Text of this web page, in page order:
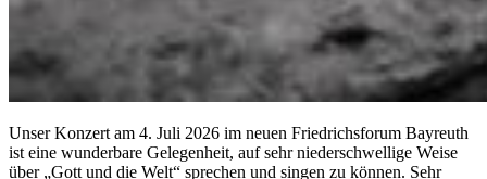
Unser Konzert am 4. Juli 2026 im neuen Friedrichsforum Bayreuth
ist eine wunderbare Gelegenheit, auf sehr niederschwellige Weise
über „Gott und die Welt“ sprechen und singen zu können. Sehr